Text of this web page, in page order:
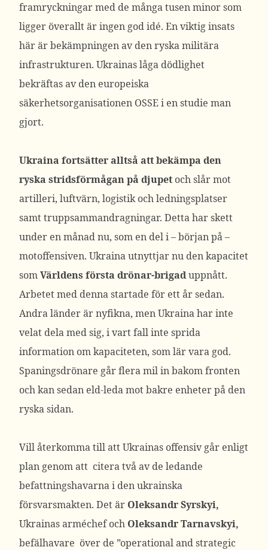
framryckningar med de många tusen minor som
ligger överallt är ingen god idé. En viktig insats
här är bekämpningen av den ryska militära
infrastrukturen. Ukrainas låga dödlighet
bekräftas av den europeiska
säkerhetsorganisationen OSSE i en studie man
gjort.
Ukraina fortsätter alltså att bekämpa den
ryska stridsförmågan på djupet och slår mot
artilleri, luftvärn, logistik och ledningsplatser
samt truppsammandragningar. Detta har skett
under en månad nu, som en del i – början på –
motoffensiven. Ukraina utnyttjar nu den kapacitet
somVärldens första drönar-brigaduppnått.
Arbetet med denna startade för ett år sedan.
Andra länder är nyfikna, men Ukraina har inte
velat dela med sig, i vart fall inte sprida
information om kapaciteten, som lär vara god.
Spaningsdrönare går flera mil in bakom fronten
och kan sedan eld-leda mot bakre enheter på den
ryska sidan.
Vill återkomma till att Ukrainas offensiv går enligt
plan genom att citera två av de ledande
befattningshavarna i den ukrainska
försvarsmakten. Det är Oleksandr Syrskyi,
Ukrainas arméchef och Oleksandr Tarnavskyi,
befälhavare över de ”operational and strategic